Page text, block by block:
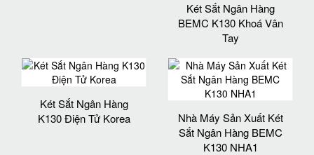
Két Sắt Ngân Hàng
BEMC K130 Khoá Vân
Tay
Két Sắt Ngân Hàng
K130 Điện Tử Korea
Nhà Máy Sản Xuất Két
Sắt Ngân Hàng BEMC
K130 NHA1